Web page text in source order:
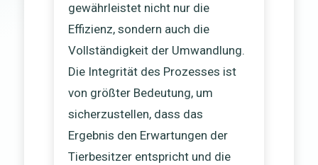
gewährleistet nicht nur die
Effizienz, sondern auch die
Vollständigkeit der Umwandlung.
Die Integrität des Prozesses ist
von größter Bedeutung, um
sicherzustellen, dass das
Ergebnis den Erwartungen der
Tierbesitzer entspricht und die